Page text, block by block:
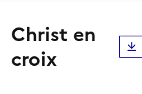
Christ en
croix